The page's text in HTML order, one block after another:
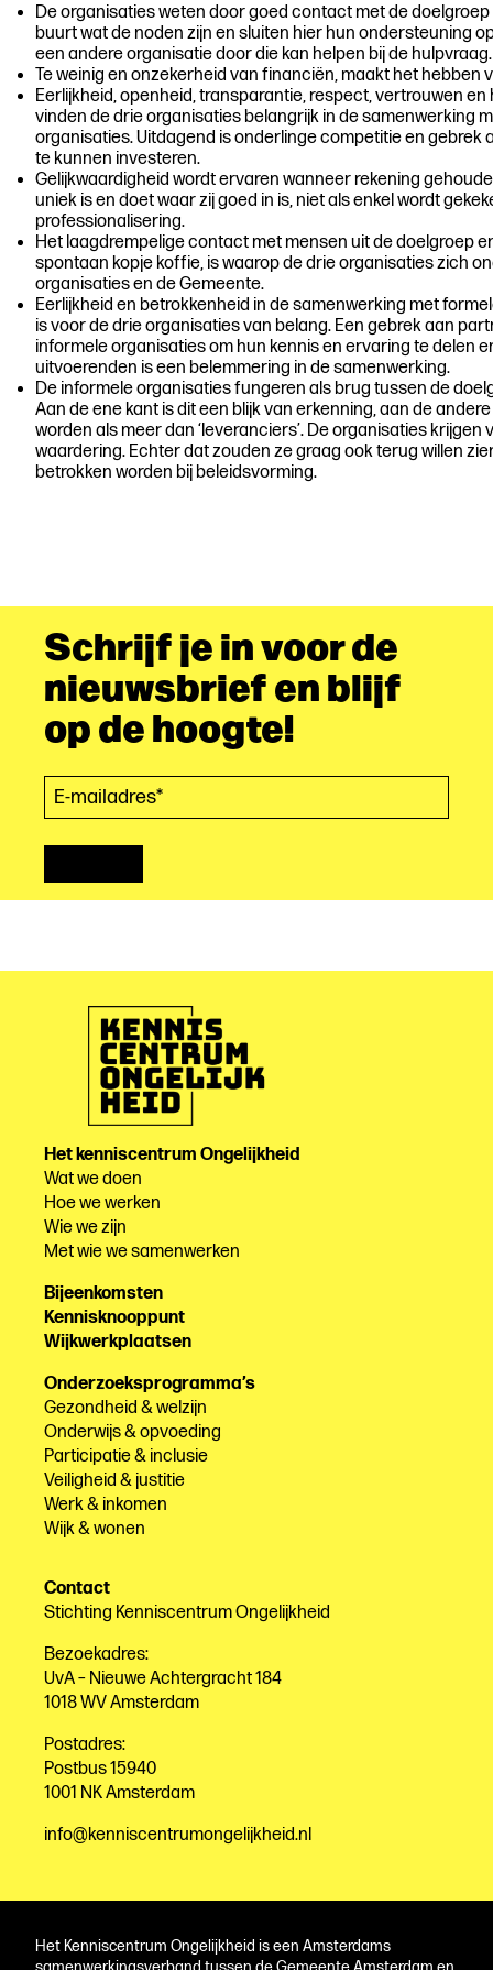
De organisaties weten door goed contact met de
buurt wat de noden zijn en sluiten hier hun ondersteuning
een andere organisatie door die kan helpen bij de hulpvraag.
Te weinig en onzekerheid van financiën, maakt het hebben
Eerlijkheid, openheid, transparantie, respect, vertrouwen
vinden de drie organisaties belangrijk in de samenwerking
organisaties. Uitdagend is onderlinge competitie en gebrek
te kunnen investeren.
Gelijkwaardigheid wordt ervaren wanneer rekening
uniek is en doet waar zij goed in is, niet als enkel wordt
professionalisering.
Het laagdrempelige contact met mensen uit de doelgroep
spontaan kopje koffie, is waarop de drie organisaties zich
organisaties en de Gemeente.
Eerlijkheid en betrokkenheid in de samenwerking met
is voor de drie organisaties van belang. Een gebrek aan
informele organisaties om hun kennis en ervaring te delen
uitvoerenden is een belemmering in de samenwerking.
De informele organisaties fungeren als brug tussen de
Aan de ene kant is dit een blijk van erkenning, aan de
worden als meer dan ‘leveranciers’. De organisaties krijgen
waardering. Echter dat zouden ze graag ook terug willen
betrokken worden bij beleidsvorming.
Schrijf je in voor de
nieuwsbrief en blijf
op de hoogte!
Het kenniscentrum Ongelijkheid
Wat we doen
Hoe we werken
Wie we zijn
Met wie we samenwerken
Bijeenkomsten
Kennisknooppunt
Wijkwerkplaatsen
Onderzoeksprogramma’s
Gezondheid & welzijn
Onderwijs & opvoeding
Participatie & inclusie
Veiligheid & justitie
Werk & inkomen
Wijk & wonen
Contact
Stichting Kenniscentrum Ongelijkheid
Bezoekadres:
UvA – Nieuwe Achtergracht 184
1018 WV Amsterdam
Postadres:
Postbus 15940
1001 NK Amsterdam
info@kenniscentrumongelijkheid.nl
Het Kenniscentrum Ongelijkheid is een Amsterdams